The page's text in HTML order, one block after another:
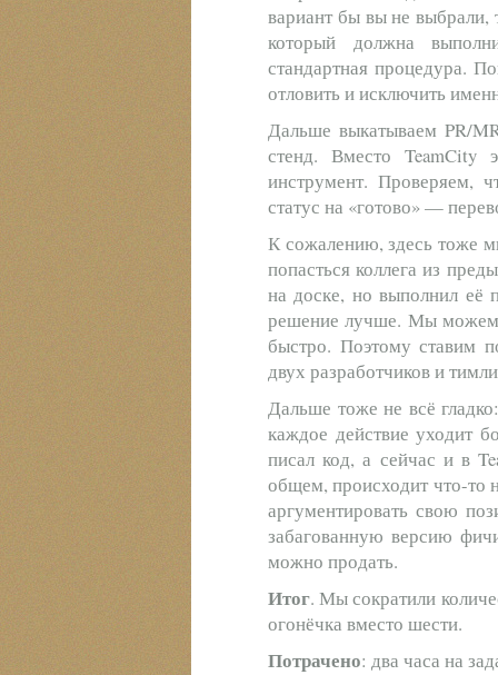
вариант бы вы не
который должна
стандартная процедура.
отловить и исключить
Дальше выкатываем PR/
стенд. Вместо TeamCity
инструмент. Проверяем,
статус на «готово» —
К сожалению, здесь тоже
попасться коллега из
на доске, но выполнил её
решение лучше. Мы можем
быстро. Поэтому ставим
двух разработчиков и
Дальше тоже не всё
каждое действие уходит
писал код, а сейчас и в
общем, происходит что-то
аргументировать свою
забагованную версию
можно продать.
Итог. Мы сократили
огонёчка вместо шести.
Потрачено: два часа на